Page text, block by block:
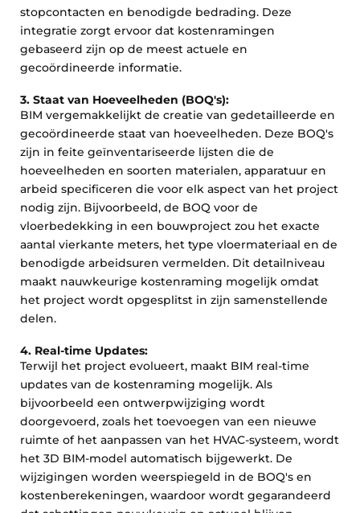
stopcontacten en benodigde bedrading. Deze
integratie zorgt ervoor dat kostenramingen
gebaseerd zijn op de meest actuele en
gecoördineerde informatie.
3. Staat van Hoeveelheden (BOQ's):
BIM vergemakkelijkt de creatie van gedetailleerde en
gecoördineerde staat van hoeveelheden. Deze BOQ's
zijn in feite geïnventariseerde lijsten die de
hoeveelheden en soorten materialen, apparatuur en
arbeid specificeren die voor elk aspect van het project
nodig zijn. Bijvoorbeeld, de BOQ voor de
vloerbedekking in een bouwproject zou het exacte
aantal vierkante meters, het type vloermateriaal en de
benodigde arbeidsuren vermelden. Dit detailniveau
maakt nauwkeurige kostenraming mogelijk omdat
het project wordt opgesplitst in zijn samenstellende
delen.
4. Real-time Updates:
Terwijl het project evolueert, maakt BIM real-time
updates van de kostenraming mogelijk. Als
bijvoorbeeld een ontwerpwijziging wordt
doorgevoerd, zoals het toevoegen van een nieuwe
ruimte of het aanpassen van het HVAC-systeem, wordt
het 3D BIM-model automatisch bijgewerkt. De
wijzigingen worden weerspiegeld in de BOQ's en
kostenberekeningen, waardoor wordt gegarandeerd